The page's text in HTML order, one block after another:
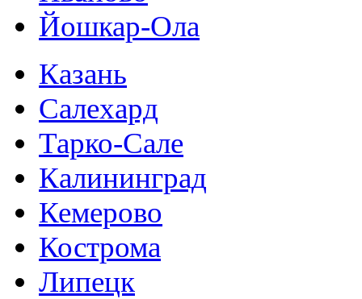
Йошкар-Ола
Казань
Салехард
Тарко-Сале
Калининград
Кемерово
Кострома
Липецк